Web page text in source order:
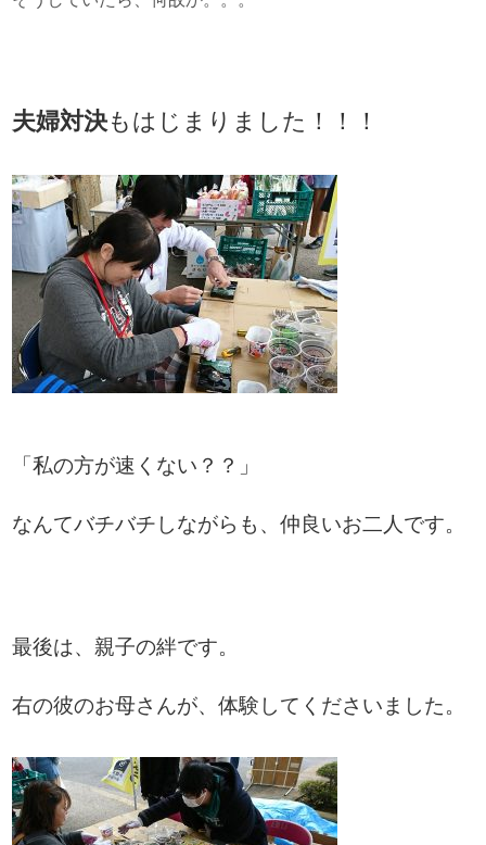
夫婦対決もはじまりました！！！
「私の方が速くない？？」
なんてバチバチしながらも、仲良いお二人です。
最後は、親子の絆です。
右の彼のお母さんが、体験してくださいました。